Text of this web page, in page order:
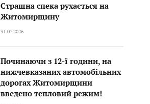
Страшна спека рухається на
Житомирщину
31.07.2026
Починаючи з 12-ї години, на
нижчевказаних автомобільних
дорогах Житомирщини
введено тепловий режим!